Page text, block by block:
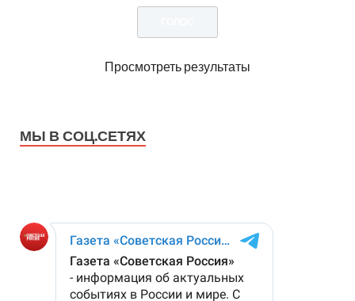
Просмотреть результаты
МЫ В СОЦ.СЕТЯХ